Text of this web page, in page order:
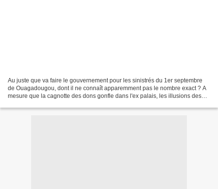
Au juste que va faire le gouvernement pour les sinistrés du 1er septembre
de Ouagadougou, dont il ne connaît apparemment pas le nombre exact ? A
mesure que la cagnotte des dons gonfle dans l'ex palais, les illusions des